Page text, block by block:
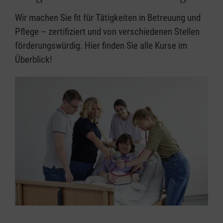
Betreuer, Personen, die beruflich mit Kindern
zu tun haben
Kursdauer:
9 Unterrichtseinheiten à 45 Minuten
Bildungseinrichtungen
Wir machen Sie fit für Tätigkeiten in Betreuung und
Pflege – zertifiziert und von verschiedenen Stellen
förderungswürdig. Hier finden Sie alle Kurse im
Überblick!